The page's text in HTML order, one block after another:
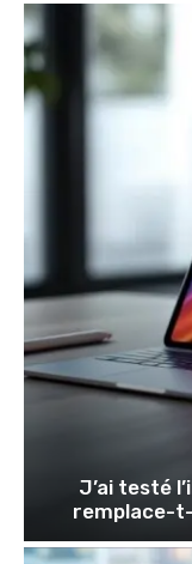
J’ai testé
remplace-